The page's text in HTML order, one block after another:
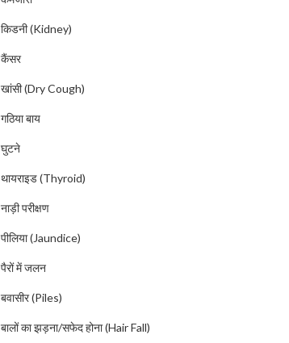
किडनी (Kidney)
कैंसर
खांसी (Dry Cough)
गठिया बाय
घुटने
थायराइड (Thyroid)
नाड़ी परीक्षण
पीलिया (Jaundice)
पैरों में जलन
बवासीर (Piles)
बालों का झड़ना/सफेद होना (Hair Fall)